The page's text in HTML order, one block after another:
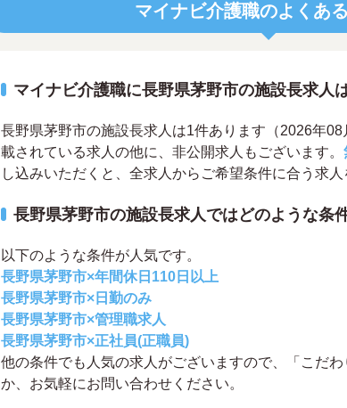
マイナビ介護職のよくあ
マイナビ介護職に長野県茅野市の施設長求人
長野県茅野市の施設長求人は1件あります（2026年
載されている求人の他に、非公開求人もございます。
し込みいただくと、全求人からご希望条件に合う求人
長野県茅野市の施設長求人ではどのような条
以下のような条件が人気です。
長野県茅野市×年間休日110日以上
長野県茅野市×日勤のみ
長野県茅野市×管理職求人
長野県茅野市×正社員(正職員)
他の条件でも人気の求人がございますので、「こだわ
か、お気軽にお問い合わせください。